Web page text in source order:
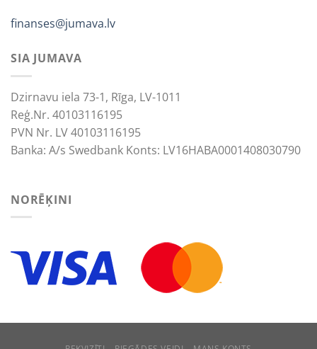
finanses@jumava.lv
SIA JUMAVA
Dzirnavu iela 73-1, Rīga, LV-1011
Reģ.Nr. 40103116195
PVN Nr. LV 40103116195
Banka: A/s Swedbank Konts: LV16HABA0001408030790
NORĒĶINI